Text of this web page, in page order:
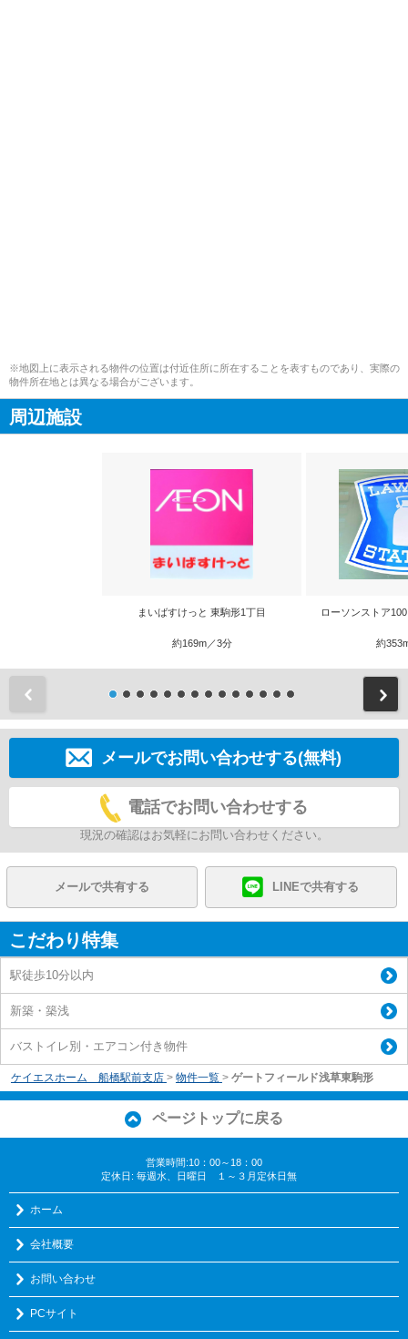
※地図上に表示される物件の位置は付近住所に所在することを表すものであり、実際の
物件所在地とは異なる場合がございます。
周辺施設
まいばすけっと 東駒形1丁目
約169m／3分
ローソンストア
約
メールでお問い合わせする(無料)
電話でお問い合わせする
現況の確認はお気軽にお問い合わせください。
メールで共有する LINEで共有する
こだわり特集
駅徒歩10分以内
新築・築浅
バストイレ別・エアコン付き物件
ケイエスホーム 船橋駅前支店 > 物件一覧 > ゲートフィールド浅草東駒形
ページトップに戻る
営業時間:10：00～18：00
定休日: 毎週水、日曜日 １～３月定休日無
ホーム
会社概要
お問い合わせ
PCサイト